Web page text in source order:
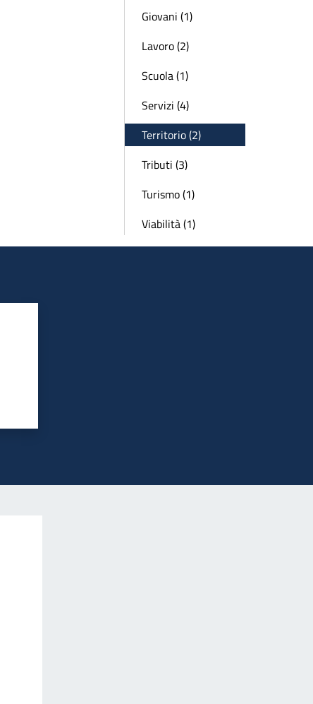
Giovani (1)
Lavoro (2)
Scuola (1)
Servizi (4)
Territorio (2)
Tributi (3)
Turismo (1)
Viabilità (1)